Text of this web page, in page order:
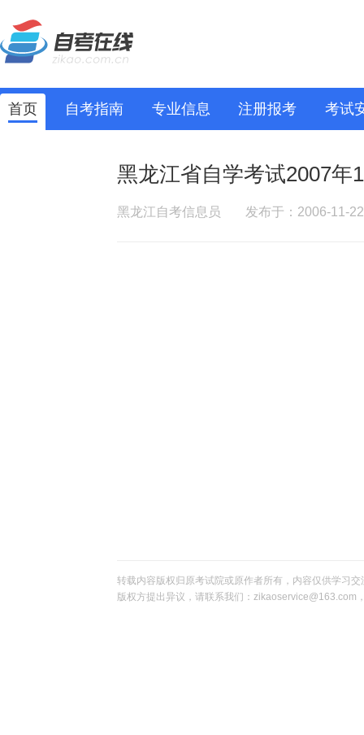
首页 自考指南 专业信息 注册报考 考试
黑龙江省自学考试2007年
黑龙江自考信息员 发布于：2006-11-22
转载内容版权归原考试院或原作者所有，内容仅供学习
版权方提出异议，请联系我们：zikaoservice@163.com